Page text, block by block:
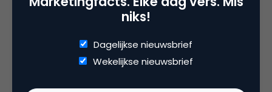
Aad Clarisse
niks!
Dagelijkse nieuwsbrief
Wekelijkse nieuwsbrief